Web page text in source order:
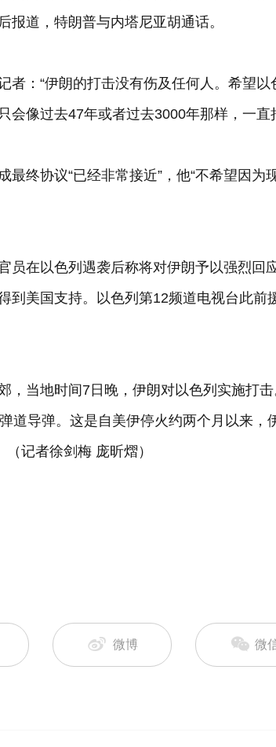
报道，特朗普与内塔尼亚胡通话。
者：“伊朗的打击没有伤及任何人。希望
会像过去47年或者过去3000年那样，一直
最终协议“已经非常接近”，他“不希望因为
员在以色列遇袭后称将对伊朗予以强烈回
到美国支持。以色列第12频道电视台此前
，当地时间7日晚，伊朗对以色列实施打
道导弹。这是自美伊停火约两个月以来，
记者徐剑梅 庞昕熠）
微博 微